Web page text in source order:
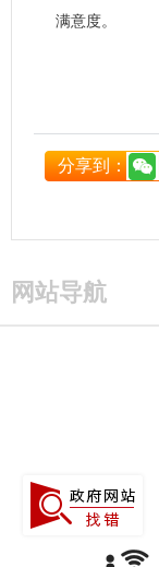
满意度。
分享到：
网站导航